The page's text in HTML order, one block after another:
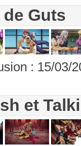
Guts
: 15/03/
et